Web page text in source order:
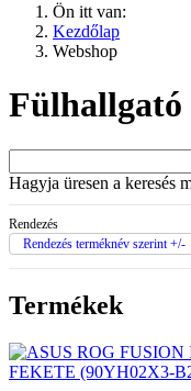
Ön itt van:
Kezdőlap
Webshop
Fülhallgató
Hagyja üresen a keresés
Rendezés
Rendezés terméknév szerint +/-
Termékek